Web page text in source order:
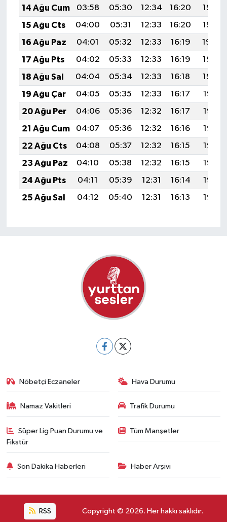
14 Ağu Cum
03:58 05:30 12:34 16:20
19:27
15 Ağu Cts
04:00 05:31 12:33 16:20
19:26
16 Ağu Paz
04:01 05:32 12:33 16:19
19:24
17 Ağu Pts
04:02 05:33 12:33 16:19
19:23
18 Ağu Sal
04:04 05:34 12:33 16:18
19:22
19 Ağu Çar
04:05 05:35 12:33 16:17
19:21
20 Ağu Per
04:06 05:36 12:32 16:17
19:19
21 Ağu Cum
04:07 05:36 12:32 16:16
19:18
22 Ağu Cts
04:08 05:37 12:32 16:15
19:16
23 Ağu Paz
04:10 05:38 12:32 16:15
19:15
24 Ağu Pts
04:11 05:39 12:31 16:14
19:14
25 Ağu Sal
04:12 05:40 12:31 16:13 19:12
Nöbetçi Eczaneler Hava Durumu
Namaz Vakitleri Trafik Durumu
Süper Lig Puan Durumu ve
Fikstür
Tüm Manşetler
Son Dakika Haberleri Haber Arşivi
RSS Copyright © 2026. Her hakkı saklıdır.